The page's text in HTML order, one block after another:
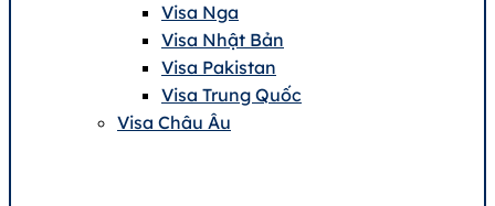
Visa Nga
Visa Nhật Bản
Visa Pakistan
Visa Trung Quốc
Visa Châu Âu